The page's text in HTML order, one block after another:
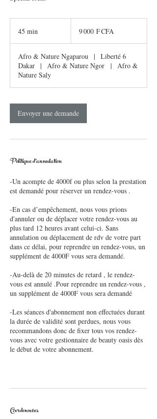
45 min
i
n
CFA9 000 F CFA
Afro & Nature Ngaparou |
Liberté 6
Dakar
| Afro & Nature Ngor |
Afro &
Nature Saly
Envoyer une demande
Politique d'annulation
-Un acompte de 4000f ou plus selon la prestation
est demandé pour réserver un rendez-vous .
-En cas d’empêchement, nous vous prions
d'annuler ou de déplacer votre rendez-vous au
plus tard 12 heures avant celui-ci. Sans
annulation ou déplacement de rdv de votre part
dans ce délai, pour reprendre un rendez-vous, un
supplément de 4000F vous sera demandé.
-Au-delà de 20 minutes de retard , le rendez-
vous est annulé .Pour reprendre un rendez-vous ,
un supplément de 4000F vous sera demandé
-Les séances d'abonnement non effectuées durant
la durée de validité sont perdues, nous vous
recommandons donc de fixer tous vos rendez-
vous avec votre gestionnaire de beauty oasis dès
le début de votre abonnement.
Coordonnées